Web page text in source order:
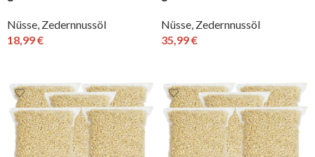
Nüsse, Zedernnussöl
18,99€
Nüsse, Zedernnussöl
35,99€